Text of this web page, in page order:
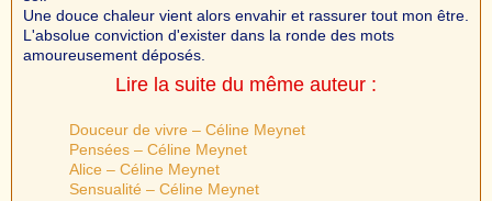
Une douce chaleur vient alors envahir et rassurer tout mon être.
L'absolue conviction d'exister dans la ronde des mots
amoureusement déposés.
Lire la suite du même auteur :
Douceur de vivre – Céline Meynet
Pensées – Céline Meynet
Alice – Céline Meynet
Sensualité – Céline Meynet